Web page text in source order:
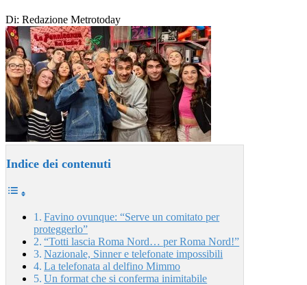
Di: Redazione Metrotoday
Indice dei contenuti
Favino ovunque: “Serve un comitato per
proteggerlo”
“Totti lascia Roma Nord… per Roma Nord!”
Nazionale, Sinner e telefonate impossibili
La telefonata al delfino Mimmo
Un format che si conferma inimitabile